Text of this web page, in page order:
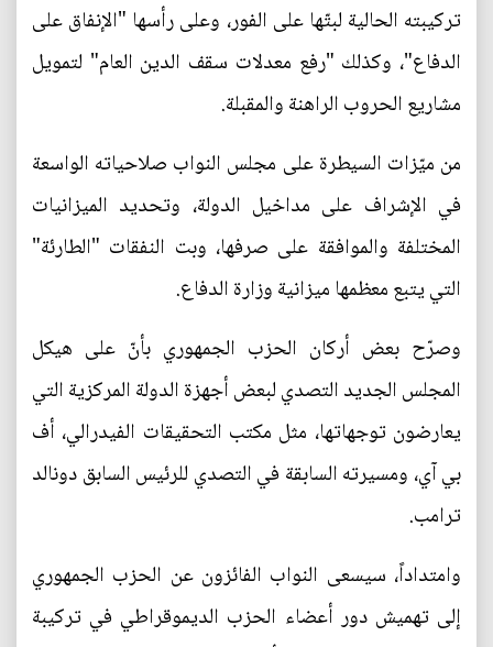
تركيبته الحالية لبتّها على الفور، وعلى رأسها "الإنفاق على
الدفاع"، وكذلك "رفع معدلات سقف الدين العام" لتمويل
مشاريع الحروب الراهنة والمقبلة.
من ميّزات السيطرة على مجلس النواب صلاحياته الواسعة
في الإشراف على مداخيل الدولة، وتحديد الميزانيات
المختلفة والموافقة على صرفها، وبت النفقات "الطارئة"
التي يتبع معظمها ميزانية وزارة الدفاع.
وصرّح بعض أركان الحزب الجمهوري بأنّ على هيكل
المجلس الجديد التصدي لبعض أجهزة الدولة المركزية التي
يعارضون توجهاتها، مثل مكتب التحقيقات الفيدرالي، أف
بي آي، ومسيرته السابقة في التصدي للرئيس السابق دونالد
ترامب.
وامتداداً، سيسعى النواب الفائزون عن الحزب الجمهوري
إلى تهميش دور أعضاء الحزب الديموقراطي في تركيبة